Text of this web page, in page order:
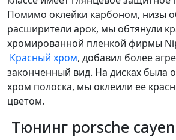
Помимо оклейки карбоном, низы
расширители арок, мы обтянули
хромированной пленкой фирмы
Красный хром, добавил более
законченный вид. На дисках была
хром полоска, мы оклеили ее
цветом.
Тюнинг porsche